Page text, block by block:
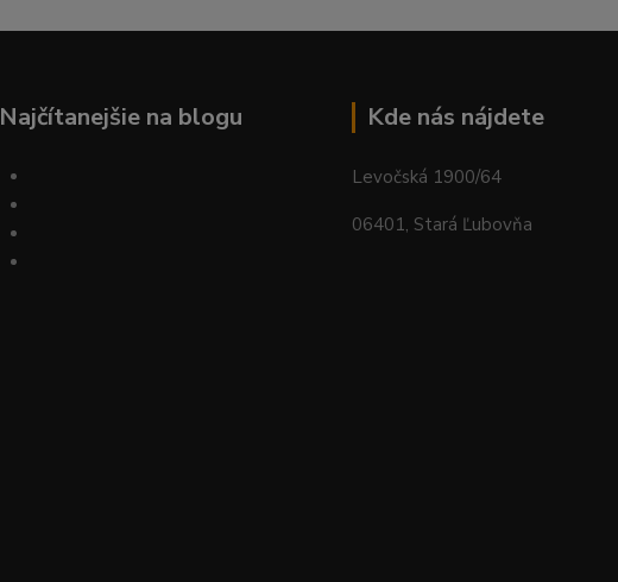
Najčítanejšie na blogu Kde nás nájdete
Levočská 1900/64
06401, Stará Ľubovňa